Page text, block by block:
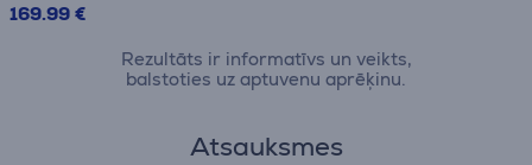
169.99 €
Rezultāts ir informatīvs un veikts,
balstoties uz aptuvenu aprēķinu.
Atsauksmes